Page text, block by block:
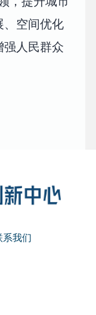
、空间优化
强人民群众
系我们